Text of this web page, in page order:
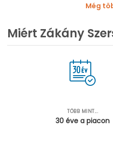
Még
Miért Zákány
TÖBB MINT...
30 éve a piacon